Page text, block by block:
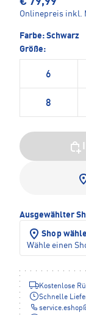
Onlinepreis inkl.
Farbe: Schwarz
Größe:
6
8
Ausgewählter
Shop
Wähle einen
Kostenlose
Schnelle
service.eshop